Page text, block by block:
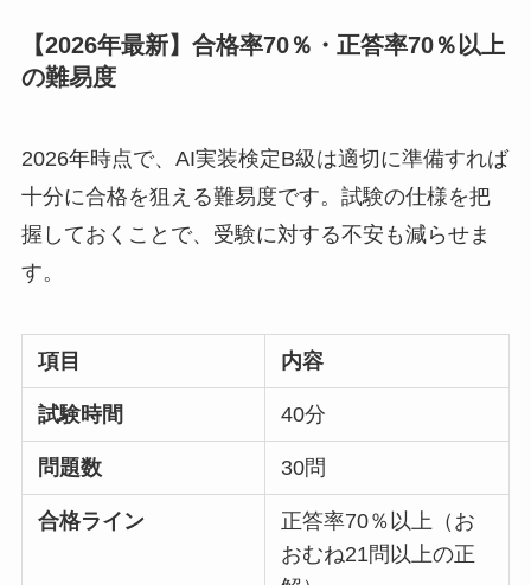
【2026年最新】合格率70％・正答率70％以上
の難易度
2026年時点で、AI実装検定B級は適切に準備すれば
十分に合格を狙える難易度です。試験の仕様を把
握しておくことで、受験に対する不安も減らせま
す。
項目 内容
試験時間 40分
問題数 30問
合格ライン
正答率70％以上（お
おむね21問以上の正